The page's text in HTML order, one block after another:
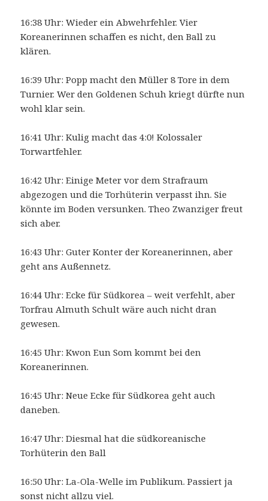
16:38 Uhr: Wieder ein Abwehrfehler. Vier
Koreanerinnen schaffen es nicht, den Ball zu
klären.
16:39 Uhr: Popp macht den Müller 8 Tore in dem
Turnier. Wer den Goldenen Schuh kriegt dürfte nun
wohl klar sein.
16:41 Uhr: Kulig macht das 4:0! Kolossaler
Torwartfehler.
16:42 Uhr: Einige Meter vor dem Strafraum
abgezogen und die Torhüterin verpasst ihn. Sie
könnte im Boden versunken. Theo Zwanziger freut
sich aber.
16:43 Uhr: Guter Konter der Koreanerinnen, aber
geht ans Außennetz.
16:44 Uhr: Ecke für Südkorea – weit verfehlt, aber
Torfrau Almuth Schult wäre auch nicht dran
gewesen.
16:45 Uhr: Kwon Eun Som kommt bei den
Koreanerinnen.
16:45 Uhr: Neue Ecke für Südkorea geht auch
daneben.
16:47 Uhr: Diesmal hat die südkoreanische
Torhüterin den Ball
16:50 Uhr: La-Ola-Welle im Publikum. Passiert ja
sonst nicht allzu viel.